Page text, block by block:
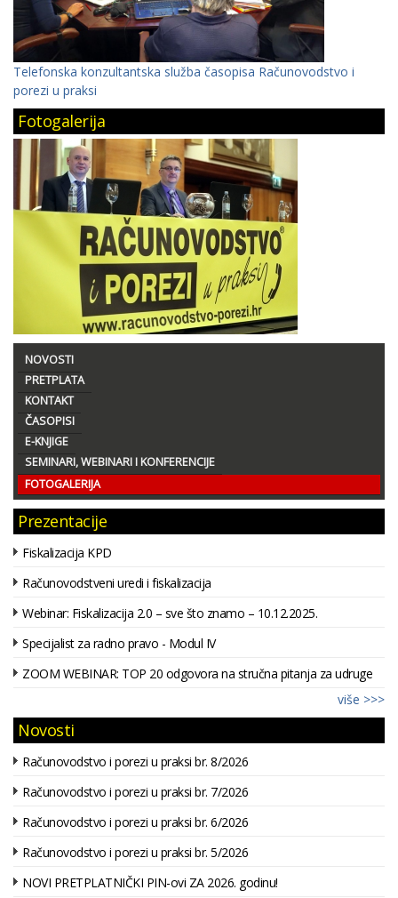
Telefonska konzultantska služba časopisa Računovodstvo i
porezi u praksi
Fotogalerija
NOVOSTI
PRETPLATA
KONTAKT
ČASOPISI
E-KNJIGE
SEMINARI, WEBINARI I KONFERENCIJE
FOTOGALERIJA
Prezentacije
Fiskalizacija KPD
Računovodstveni uredi i fiskalizacija
Webinar: Fiskalizacija 2.0 – sve što znamo – 10.12.2025.
Specijalist za radno pravo - Modul IV
ZOOM WEBINAR: TOP 20 odgovora na stručna pitanja za udruge
više >>>
Novosti
Računovodstvo i porezi u praksi br. 8/2026
Računovodstvo i porezi u praksi br. 7/2026
Računovodstvo i porezi u praksi br. 6/2026
Računovodstvo i porezi u praksi br. 5/2026
NOVI PRETPLATNIČKI PIN-ovi ZA 2026. godinu!